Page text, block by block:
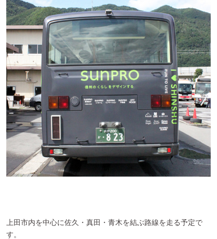
上田市内を中心に佐久・真田・青木を結ぶ路線を走る予定で
す。